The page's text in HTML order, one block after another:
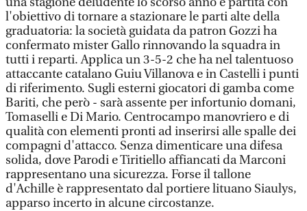
l'obiettivo di tornare a stazionare le parti alte della
graduatoria: la società guidata da patron Gozzi ha
confermato mister Gallo rinnovando la squadra in
tutti i reparti. Applica un 3-5-2 che ha nel talentuoso
attaccante catalano Guiu Villanova e in Castelli i punti
di riferimento. Sugli esterni giocatori di gamba come
Bariti, che però - sarà assente per infortunio domani,
Tomaselli e Di Mario. Centrocampo manovriero e di
qualità con elementi pronti ad inserirsi alle spalle dei
compagni d'attacco. Senza dimenticare una difesa
solida, dove Parodi e Tiritiello affiancati da Marconi
rappresentano una sicurezza. Forse il tallone
d'Achille è rappresentato dal portiere lituano Siaulys,
apparso incerto in alcune circostanze.